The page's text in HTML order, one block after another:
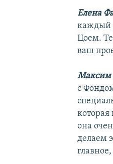
Елена
каждый
Цоем.
ваш
Максим
с
которая
она
делаем